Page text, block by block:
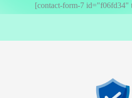
[contact-form-7 id="f06fd34"